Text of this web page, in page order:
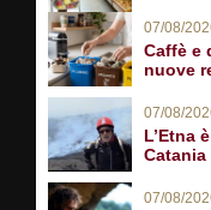
07/08/
Caffè e
nuove
07/08/
L’Etna
07/08/